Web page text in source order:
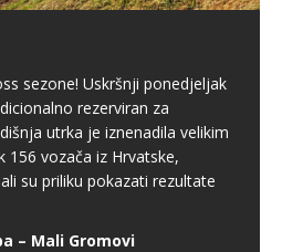
sezone! Uskršnji ponedjeljak
rezerviran za
utrka je iznenadila velikim
156 vozača iz Hrvatske,
su priliku pokazati rezultate
– Mali Gromovi